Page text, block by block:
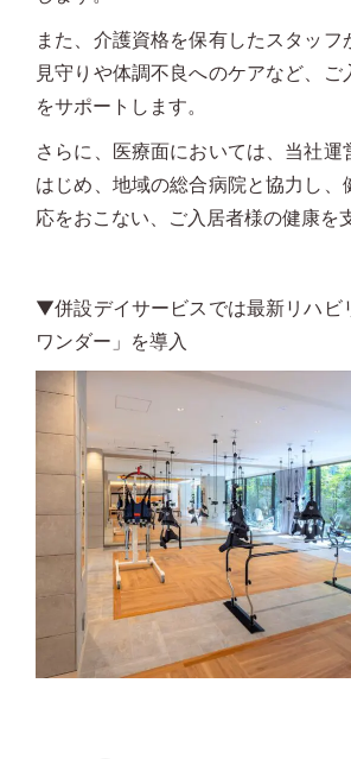
また、介護資格を保有したスタッフ
見守りや体調不良へのケアなど、ご
をサポートします。
さらに、医療面においては、当社運
はじめ、地域の総合病院と協力し、
応をおこない、ご入居者様の健康を
▼併設デイサービスでは最新リハビ
ワンダー」を導入